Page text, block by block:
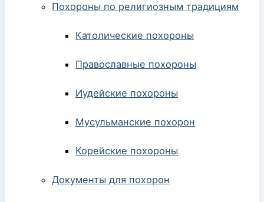
Похороны по религиозным традициям
Католические похороны
Православные похороны
Иудейские похороны
Мусульманские похорон
Корейские похороны
Документы для похорон